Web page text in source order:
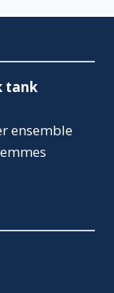
tank
ensemble